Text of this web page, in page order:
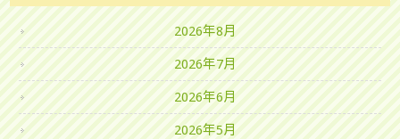
2026年8月
2026年7月
2026年6月
2026年5月